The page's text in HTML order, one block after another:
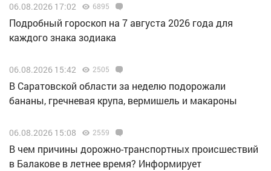
06.08.2026 17:02 6895
Подробный гороскоп на 7 августа 2026 года для
каждого знака зодиака
06.08.2026 15:42 2505
В Саратовской области за неделю подорожали
бананы, гречневая крупа, вермишель и макароны
06.08.2026 15:08 2559
В чем причины дорожно-транспортных происшествий
в Балакове в летнее время? Информирует